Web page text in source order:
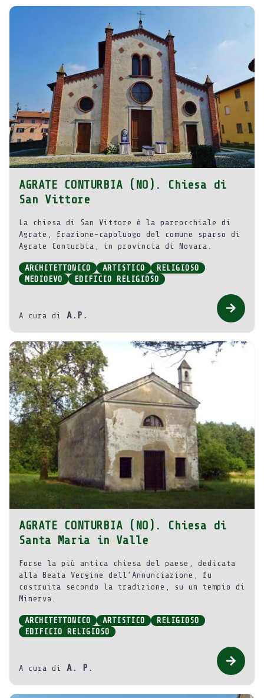
AGRATE CONTURBIA (NO). Chiesa di
San Vittore
La chiesa di San Vittore è la parrocchiale di
Agrate, frazione-capoluogo del comune sparso di
Agrate Conturbia, in provincia di Novara.
ARCHITETTONICO ARTISTICO
RELIGIOSO
MEDIOEVO
EDIFICIO RELIGIOSO
A cura di A.P.
AGRATE CONTURBIA (NO). Chiesa di
Santa Maria in Valle
Forse la più antica chiesa del paese, dedicata
alla Beata Vergine dell’Annunciazione, fu
costruita secondo la tradizione, su un tempio di
Minerva.
ARCHITETTONICO ARTISTICO
RELIGIOSO
EDIFICIO RELIGIOSO
A cura di A. P.